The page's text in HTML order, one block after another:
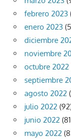
febrero 2023
enero 2023
diciembre
noviembre
octubre 2022
septiembre
agosto 2022
julio 2022
junio 2022
mayo 2022